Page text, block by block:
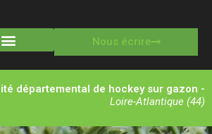
Nous écrire
départemental de hockey sur gazon -
Loire-Atlantique (44)